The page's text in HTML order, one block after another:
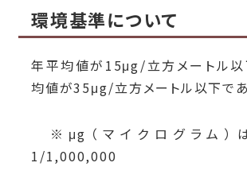
環境基準について
年平均値が15μg/立方メートル以
均値が35μg/立方メートル以下であ
※μg（マイクログラム）
1/1,000,000